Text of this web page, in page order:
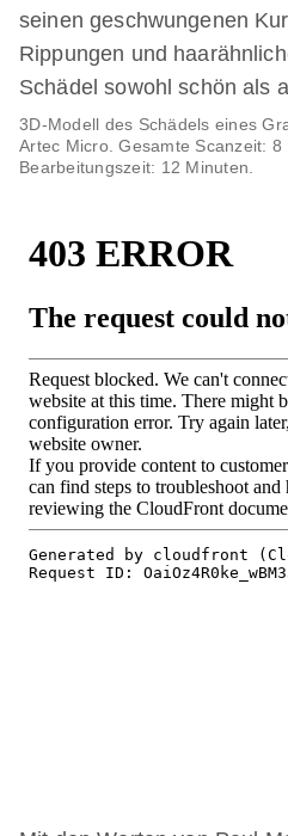
seinen geschwungenen
Rippungen und
Schädel sowohl schön als
3D-Modell des Schädels eines
Artec Micro. Gesamte Scanzeit: 8
Bearbeitungszeit: 12 Minuten.